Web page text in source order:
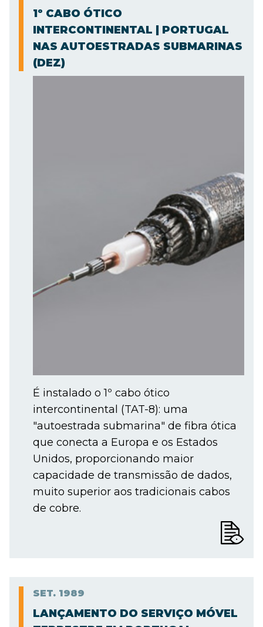
1º CABO ÓTICO
INTERCONTINENTAL | PORTUGAL
NAS AUTOESTRADAS SUBMARINAS
(DEZ)
É instalado o 1º cabo ótico
intercontinental (TAT-8): uma
"autoestrada submarina" de fibra ótica
que conecta a Europa e os Estados
Unidos, proporcionando maior
capacidade de transmissão de dados,
muito superior aos tradicionais cabos
de cobre.
SET. 1989
LANÇAMENTO DO SERVIÇO MÓVEL